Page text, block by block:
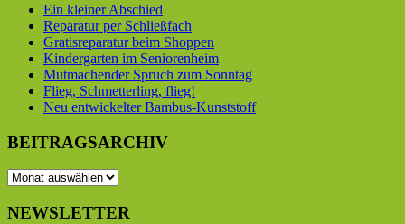
Ein kleiner Abschied
Reparatur per Schließfach
Gratisreparatur beim Shoppen
Kindergarten im Seniorenheim
Mutmachender Spruch zum Sonntag
Flieg, Schmetterling, flieg!
Neu entwickelter Bambus-Kunststoff
BEITRAGSARCHIV
BEITRAGSARCHIV
NEWSLETTER